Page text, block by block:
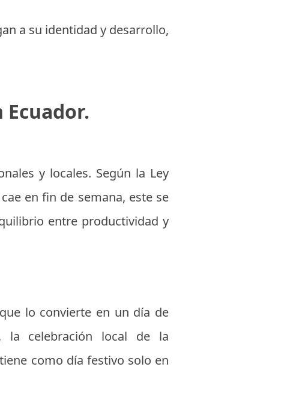
a su identidad y desarrollo,
y locales. Según la Ley
en fin de semana, este se
entre productividad y
lo convierte en un día de
la celebración local de la
como día festivo solo en